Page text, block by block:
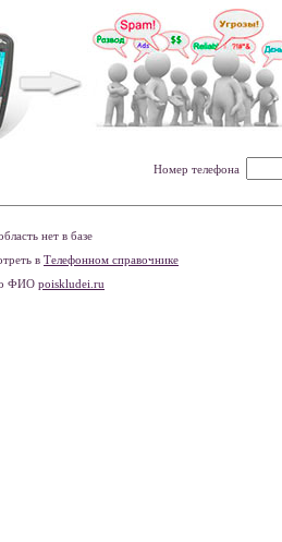
Номер телефона
нет в базе
в Телефонном справочнике
ФИО poiskludei.ru